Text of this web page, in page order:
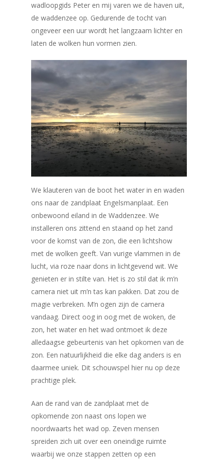
wadloopgids Peter en mij varen we de haven uit,
de waddenzee op. Gedurende de tocht van
ongeveer een uur wordt het langzaam lichter en
laten de wolken hun vormen zien.
We klauteren van de boot het water in en waden
ons naar de zandplaat Engelsmanplaat. Een
onbewoond eiland in de Waddenzee. We
installeren ons zittend en staand op het zand
voor de komst van de zon, die een lichtshow
met de wolken geeft. Van vurige vlammen in de
lucht, via roze naar dons in lichtgevend wit. We
genieten er in stilte van. Het is zo stil dat ik m’n
camera niet uit m’n tas kan pakken. Dat zou de
magie verbreken. M’n ogen zijn de camera
vandaag. Direct oog in oog met de woken, de
zon, het water en het wad ontmoet ik deze
alledaagse gebeurtenis van het opkomen van de
zon. Een natuurlijkheid die elke dag anders is en
daarmee uniek. Dit schouwspel hier nu op deze
prachtige plek.
Aan de rand van de zandplaat met de
opkomende zon naast ons lopen we
noordwaarts het wad op. Zeven mensen
spreiden zich uit over een oneindige ruimte
waarbij we onze stappen zetten op een